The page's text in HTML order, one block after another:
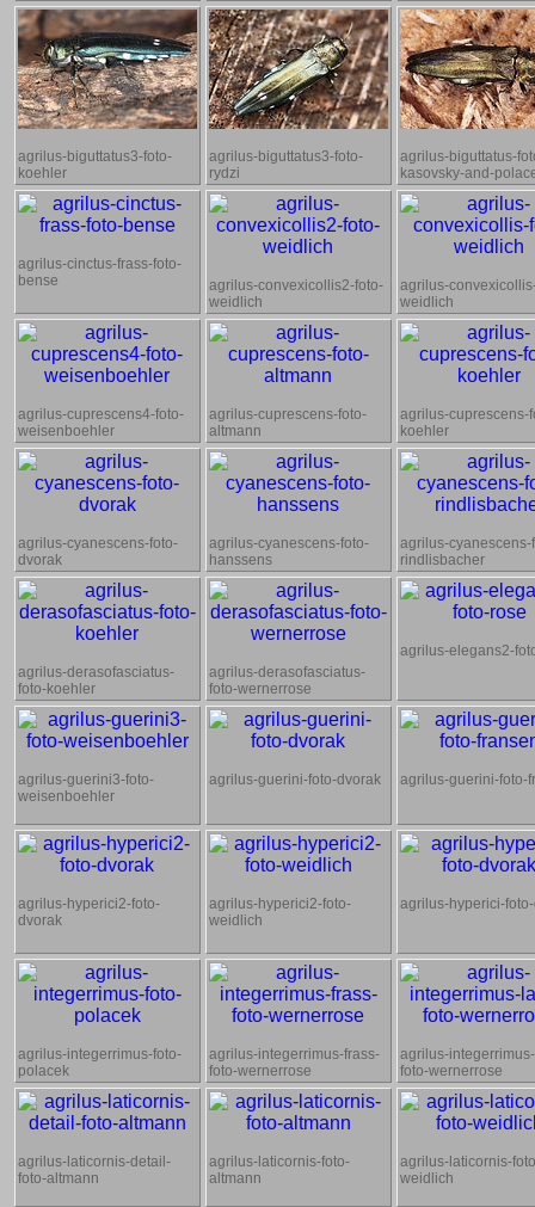
agrilus-biguttatus3-foto-
koehler
agrilus-biguttatus3-foto-
rydzi
agrilus-biguttatus-
kasovsky-and-
agrilus-cinctus-frass-foto-
bense
agrilus-convexicollis2-foto-
weidlich
agrilus-
weidlich
agrilus-cuprescens4-foto-
weisenboehler
agrilus-cuprescens-foto-
altmann
agrilus-cuprescens-
koehler
agrilus-cyanescens-foto-
dvorak
agrilus-cyanescens-foto-
hanssens
agrilus-cyanescens-
rindlisbacher
agrilus-derasofasciatus-
foto-koehler
agrilus-derasofasciatus-
foto-wernerrose
agrilus-elegans2-
agrilus-guerini3-foto-
weisenboehler
agrilus-guerini-foto-dvorak agrilus-guerini-foto-
agrilus-hyperici2-foto-
dvorak
agrilus-hyperici2-foto-
weidlich
agrilus-hyperici-
agrilus-integerrimus-foto-
polacek
agrilus-integerrimus-frass-
foto-wernerrose
agrilus-
foto-wernerrose
agrilus-laticornis-detail-
foto-altmann
agrilus-laticornis-foto-
altmann
agrilus-laticornis-
weidlich